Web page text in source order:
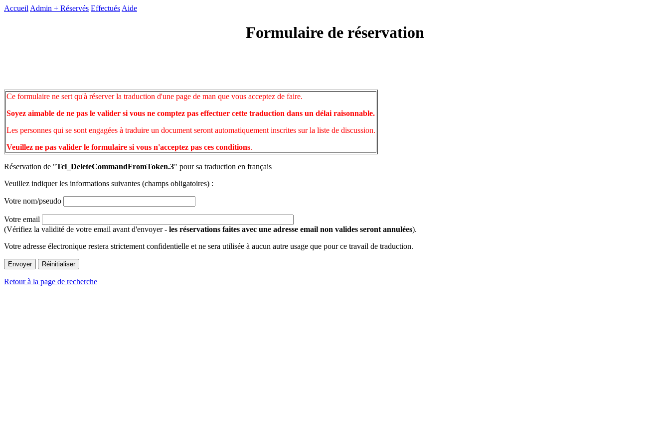
Accueil Admin + Réservés Effectués Aide
Formulaire de réservation
Ce formulaire ne sert qu'à réserver la traduction d'une page de man que vous acceptez de faire.
Soyez aimable de ne pas le valider si vous ne comptez pas effectuer cette traduction dans un délai raisonnable.
Les personnes qui se sont engagées à traduire un document seront automatiquement inscrites sur la liste de discussion.
Veuillez ne pas valider le formulaire si vous n'acceptez pas ces conditions.
Réservation de "Tcl_DeleteCommandFromToken.3" pour sa traduction en français
Veuillez indiquer les informations suivantes (champs obligatoires) :
Votre nom/pseudo
Votre email
(Vérifiez la validité de votre email avant d'envoyer - les réservations faites avec une adresse email non valides seront annulées).
Votre adresse électronique restera strictement confidentielle et ne sera utilisée à aucun autre usage que pour ce travail de traduction.
Retour à la page de recherche